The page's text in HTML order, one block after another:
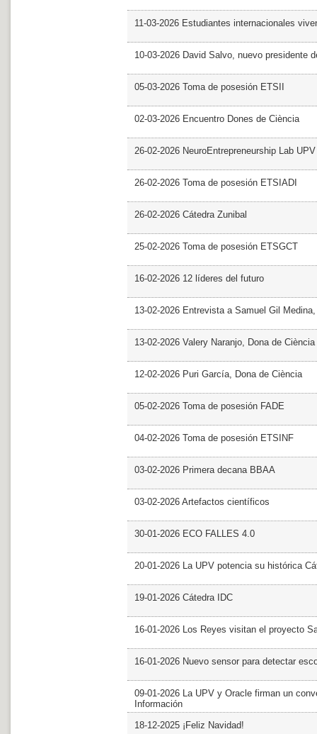
11-03-2026 Estudiantes internacionales
10-03-2026 David Salvo, nuevo presidente
05-03-2026 Toma de posesión ETSII
02-03-2026 Encuentro Dones de Ciència
26-02-2026 NeuroEntrepreneurship Lab UPV
26-02-2026 Toma de posesión ETSIADI
26-02-2026 Cátedra Zunibal
25-02-2026 Toma de posesión ETSGCT
16-02-2026 12 líderes del futuro
13-02-2026 Entrevista a Samuel Gil
13-02-2026 Valery Naranjo, Dona de Ciència
12-02-2026 Puri García, Dona de Ciència
05-02-2026 Toma de posesión FADE
04-02-2026 Toma de posesión ETSINF
03-02-2026 Primera decana BBAA
03-02-2026 Artefactos científicos
30-01-2026 ECO FALLES 4.0
20-01-2026 La UPV potencia su histórica
19-01-2026 Cátedra IDC
16-01-2026 Los Reyes visitan el proyecto
16-01-2026 Nuevo sensor para detectar
09-01-2026 La UPV y Oracle firman un
Información
18-12-2025 ¡Feliz Navidad!